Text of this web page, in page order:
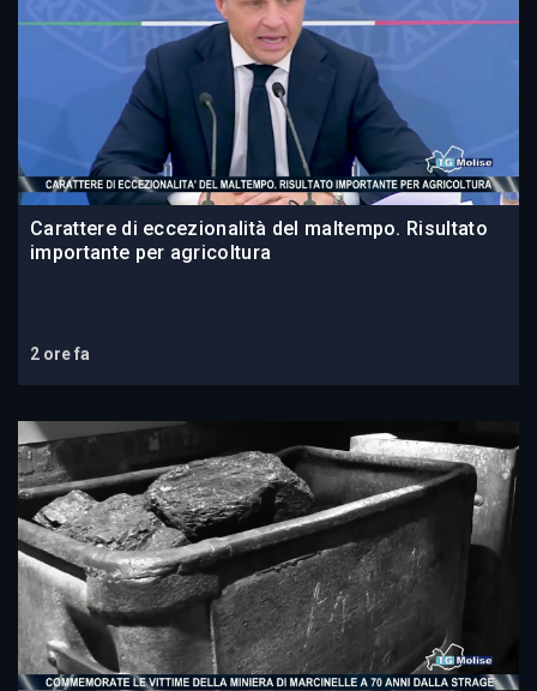
Carattere di eccezionalità del maltempo. Risultato
importante per agricoltura
2 ore fa